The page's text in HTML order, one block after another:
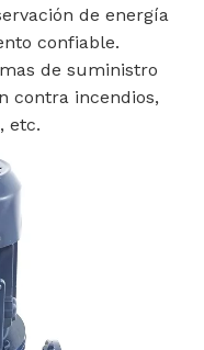
de energía
confiable.
de suministro
contra incendios,
etc.